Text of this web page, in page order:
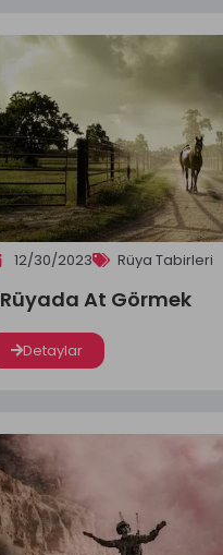
12/30/2023 Rüya Tabirleri
Rüyada At Görmek
Detaylar